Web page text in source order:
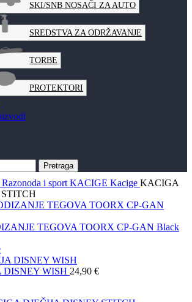
SKI/SNB NOSAČI ZA AUTO
SREDSTVA ZA ODRŽAVANJE
TORBE
PROTEKTORI
Pretraga
Razonoda i sport KACIGE Kacige KACIGA
TEGOVA TOORX CP-GAN Black
DISNEY WISH 24,90 €